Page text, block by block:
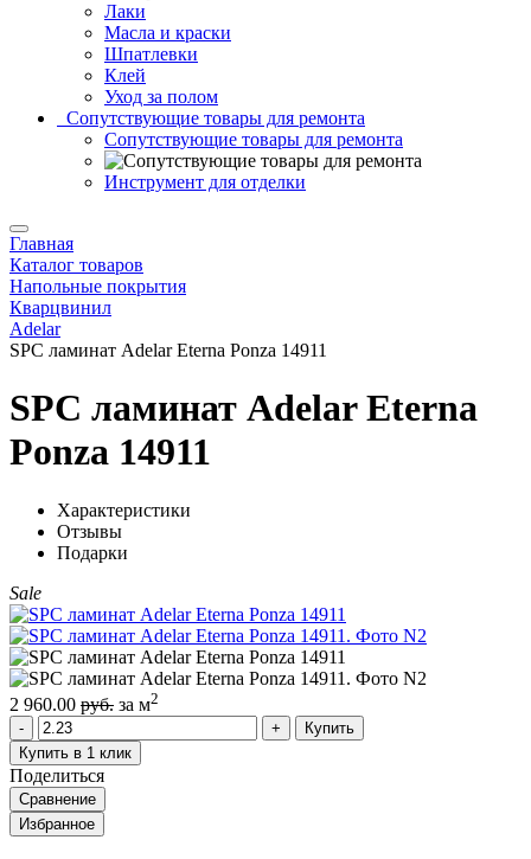
Лаки
Масла и краски
Шпатлевки
Клей
Уход за полом
Сопутствующие товары для ремонта
Сопутствующие товары для ремонта
Инструмент для отделки
Главная
Каталог товаров
Напольные покрытия
Кварцвинил
Adelar
SPC ламинат Adelar Eterna Ponza 14911
SPC ламинат Adelar Eterna
Ponza 14911
Характеристики
Отзывы
Подарки
Sale
2 960.00 руб. за м2
Купить
Купить в 1 клик
Поделиться
Сравнение
Избранное